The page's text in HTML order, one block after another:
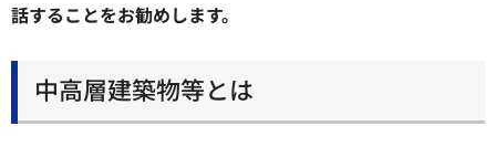
話することをお勧めします。
中高層建築物等とは